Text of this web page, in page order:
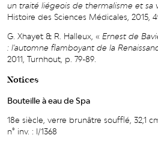
un traité liégeois de thermalisme et sa
Histoire des Sciences Médicales, 2015,
G. Xhayet & R. Halleux, « Ernest de
: l'automne flamboyant de la
2011, Turnhout, p. 79-89.
Notices
Bouteille à eau de Spa
18e siècle, verre brunâtre soufflé, 32,1
n° inv. : I/1368